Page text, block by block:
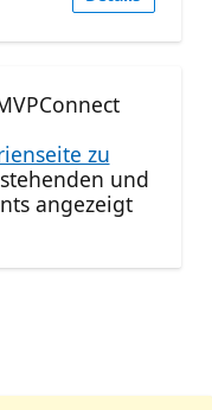
zu
und
angezeigt